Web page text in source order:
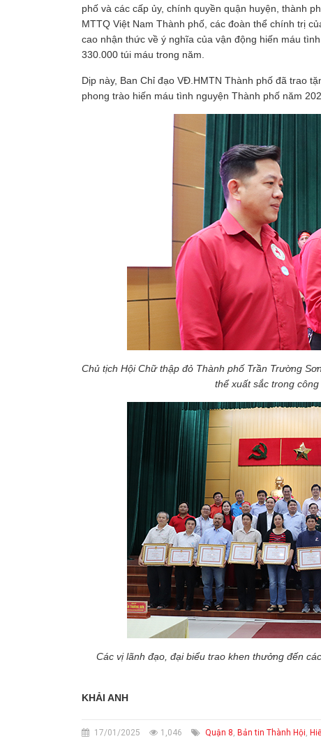
phố và các cấp ủy, chính quyền quận huyện, thành
MTTQ Việt Nam Thành phố, các đoàn thể chính trị
cao nhận thức về ý nghĩa của vận động hiến máu
330.000 túi máu trong năm.
Dịp này, Ban Chỉ đạo VĐ.HMTN Thành phố đã trao
phong trào hiến máu tình nguyện Thành phố năm
Chủ tịch Hội Chữ thập đỏ Thành phố Trần Trường
thể xuất sắc trong
Các vị lãnh đạo, đại biểu trao khen thưởng đến
KHẢI ANH
17/01/2025 1,046 Quận 8, Bản tin Thành Hội,